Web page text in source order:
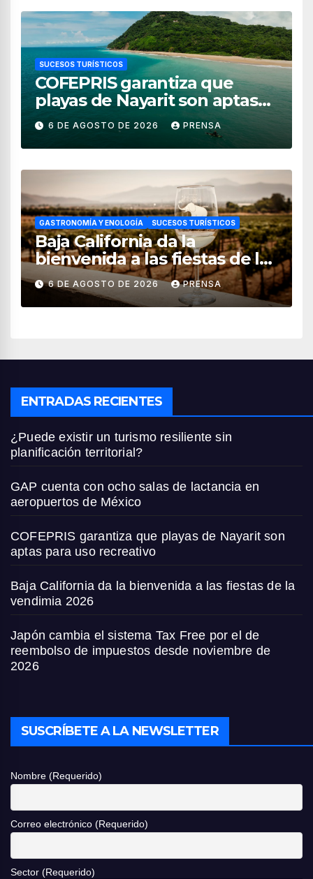
SUCESOS TURÍSTICOS
COFEPRIS garantiza que
playas de Nayarit son aptas
para uso recreativo
6 DE AGOSTO DE 2026 PRENSA
GASTRONOMÍA Y ENOLOGÍA SUCESOS TURÍSTICOS
Baja California da la
bienvenida a las fiestas de la
vendimia 2026
6 DE AGOSTO DE 2026 PRENSA
ENTRADAS RECIENTES
¿Puede existir un turismo resiliente sin
planificación territorial?
GAP cuenta con ocho salas de lactancia en
aeropuertos de México
COFEPRIS garantiza que playas de Nayarit son
aptas para uso recreativo
Baja California da la bienvenida a las fiestas de la
vendimia 2026
Japón cambia el sistema Tax Free por el de
reembolso de impuestos desde noviembre de
2026
SUSCRÍBETE A LA NEWSLETTER
Nombre (Requerido)
Correo electrónico (Requerido)
Sector (Requerido)